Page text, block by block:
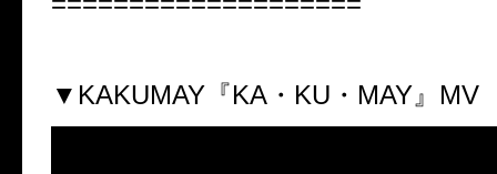
▼KAKUMAY『KA・KU・MAY』MV